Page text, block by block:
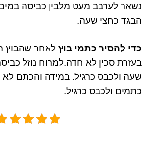
נשאר לערבב מעט מלבין כביסה
הבגד כחצי שעה.
כדי להסיר כתמי בוץ לאחר שהבוץ
בעזרת סכין לא חדה.למרוח נוזל
שעה ולכבס כרגיל. במידה והכתם לא
כתמים ולכבס כרגיל.